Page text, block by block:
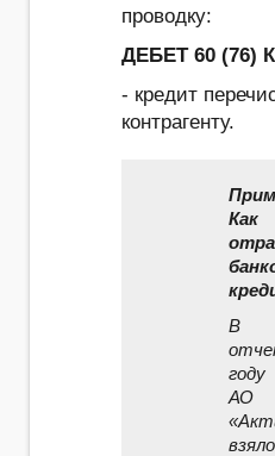
проводку:
ДЕБЕТ 60 (76)
- кредит
контрагенту.
Как
В
году
АО
взяло